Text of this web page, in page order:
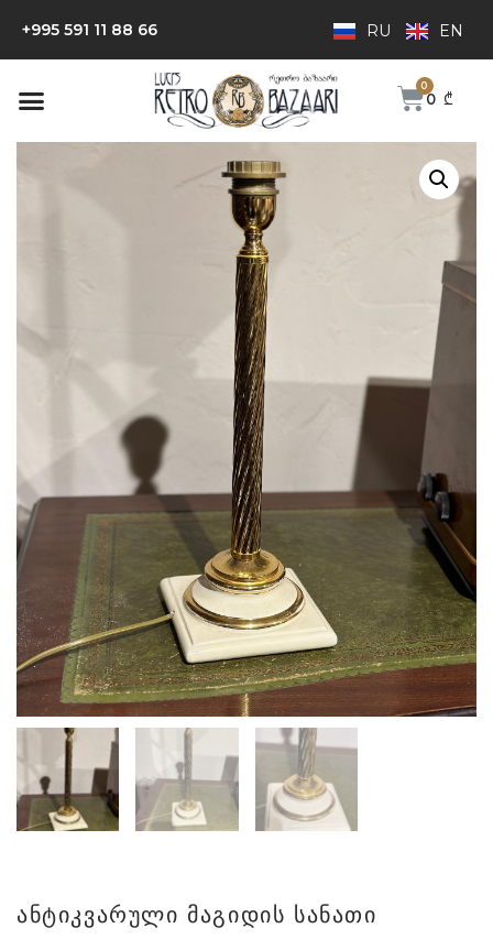
+995 591 11 88 66 RU EN
0 ₾
ანტიკვარული მაგიდის სანათი